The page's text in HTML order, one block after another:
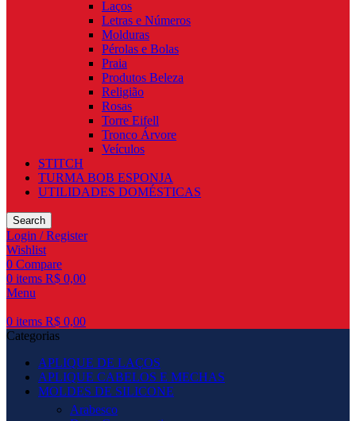
Laços
Letras e Números
Molduras
Pérolas e Bolas
Praia
Produtos Beleza
Religião
Rosas
Torre Eifell
Tronco Árvore
Veículos
STITCH
TURMA BOB ESPONJA
UTILIDADES DOMÉSTICAS
Search
Login / Register
Wishlist
0 Compare
0 items R$ 0,00
Menu
0 items R$ 0,00
Categorias
APLIQUE DE LAÇOS
APLIQUE CABELOS E MECHAS
MOLDES DE SILICONE
Arabesco